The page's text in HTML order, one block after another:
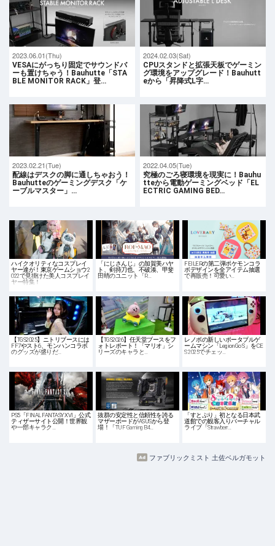
2023.06.01(Thu)
VESAにがっちり固定でサウンドバ
ーも置けちゃう！Bauhutte「STA
BLE MONITOR RACK」登…
2024.02.03(Sat)
CPUスタンドと拡張天板でゲーミン
グ環境をアップグレード！Bauhutt
eから「昇降式L字…
2023.02.21(Tue)
配線はデスクの脚に通しちゃおう！
Bauhutteのゲーミングデスク「ケ
ーブルマスター」…
2022.04.05(Tue)
究極のごろ寝環境を現実に！Bauhu
tteから電動ゲーミングベッド「EL
ECTRIC GAMING BED…
ハイクオリティなコスプレイ
ヤー達が！東京ゲームショウ2
022で見掛けた美人コスプレイ
ヤー特集！
「にじさんじ」の加賀美ハヤ
ト、剣持刀也、不破湊、甲斐
田晴のユニット「R…
FEILERの第二弾ポケモンコラ
ボデザインを全アイテム抽選
で再販売！可愛い…
【TGS2025】ニトリブースには
FF7やスト6、モンハンコラボ
のグッズが盛りだ…
【TGS2026】任天堂ブースをフ
ォトレポート！「マリオ」シ
リーズのキャラと…
レノボの新しいポータブルゲ
ームマシン「Legion Go S」をCE
S 2025でチェッ…
PS5「FINAL FANTASY XVI」公式
ティザーサイト公開！世界観
や一部キャラク…
抜群の安定性と信頼性を誇る
マザーボードがASUSから登
場！「TUF Gaming B4…
「すとぷり」初となる日本武
道館での観客入りバーチャル
ライブ「Strawberr…
ファブリックミスト 土佐ベルガモット